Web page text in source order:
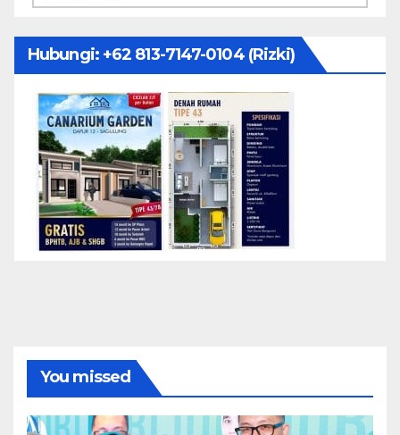
Hubungi: ‪+62 813-7147-0104‬ (Rizki)
You missed